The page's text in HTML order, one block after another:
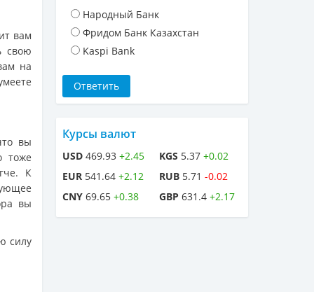
вам
свою
на
вы
тоже
К
вы
силу
Народный Банк
Фридом Банк Казахстан
Kaspi Bank
Курсы валют
USD 469.93 +2.45
EUR 541.64 +2.12
CNY 69.65 +0.38
KGS 5.37 +0.02
RUB 5.71 -0.02
GBP 631.4 +2.17